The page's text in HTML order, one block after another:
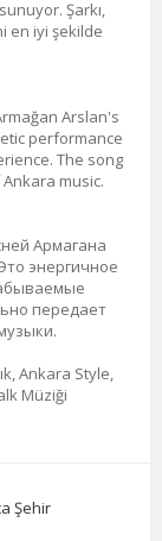
Şarkı,
en iyi şekilde
Arslan's
performance
The song
music.
Армагана
энергичное
передает
Ankara Style,
Müziği
Şehir